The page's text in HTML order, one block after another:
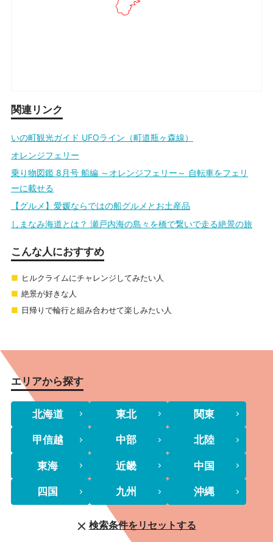
関連リンク
いの町観光ガイド UFOライン（町道瓶ヶ森線）
オレンジフェリー
乗り物図鑑 8月号 船編 ～オレンジフェリー～ 自転車をフェリ
ーに載せる
【グルメ】愛媛ならではの船グルメとお土産品
しまなみ海道とは？ 瀬戸内海の島々を橋で繋いで走る絶景の旅
こんな人におすすめ
ヒルクライムにチャレンジしてみたい人
絶景が好きな人
日帰りで輪行と組み合わせて楽しみたい人
エリアから探す
北海道 東北 関東
甲信越 中部 北陸
東海 近畿 中国
四国 九州 沖縄
検索条件をリセットする